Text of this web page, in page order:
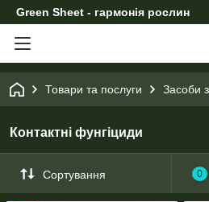
Green Sheet - гармонія рослин
Товари та послуги Засоби
Контактні фунгіциди
Сортування 0